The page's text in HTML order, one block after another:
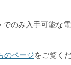
でのみ入手可能な
のページをご覧く